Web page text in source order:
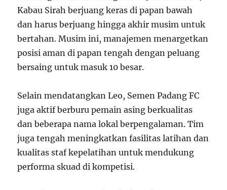
Kabau Sirah berjuang keras di papan bawah
dan harus berjuang hingga akhir musim untuk
bertahan. Musim ini, manajemen menargetkan
posisi aman di papan tengah dengan peluang
bersaing untuk masuk 10 besar.
Selain mendatangkan Leo, Semen Padang FC
juga aktif berburu pemain asing berkualitas
dan beberapa nama lokal berpengalaman. Tim
juga tengah meningkatkan fasilitas latihan dan
kualitas staf kepelatihan untuk mendukung
performa skuad di kompetisi.